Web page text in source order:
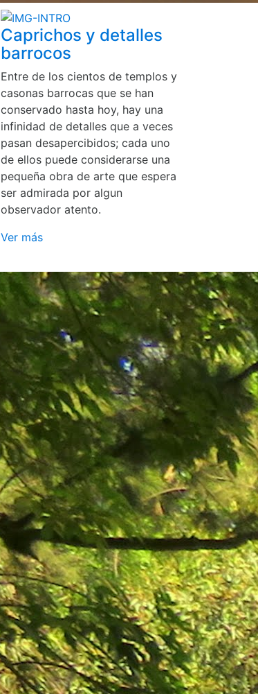
Caprichos y detalles
barrocos
Entre de los cientos de templos y
casonas barrocas que se han
conservado hasta hoy, hay una
infinidad de detalles que a veces
pasan desapercibidos; cada uno
de ellos puede considerarse una
pequeña obra de arte que espera
ser admirada por algun
observador atento.
Ver más